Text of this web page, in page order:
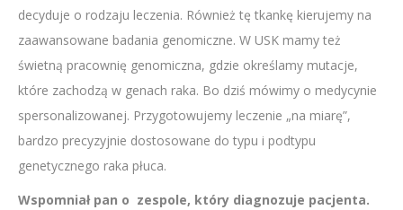
decyduje o rodzaju leczenia. Również tę tkankę kierujemy na
zaawansowane badania genomiczne. W USK mamy też
świetną pracownię genomiczna, gdzie określamy mutacje,
które zachodzą w genach raka. Bo dziś mówimy o medycynie
spersonalizowanej. Przygotowujemy leczenie „na miarę”,
bardzo precyzyjnie dostosowane do typu i podtypu
genetycznego raka płuca.
Wspomniał pan o zespole, który diagnozuje pacjenta.